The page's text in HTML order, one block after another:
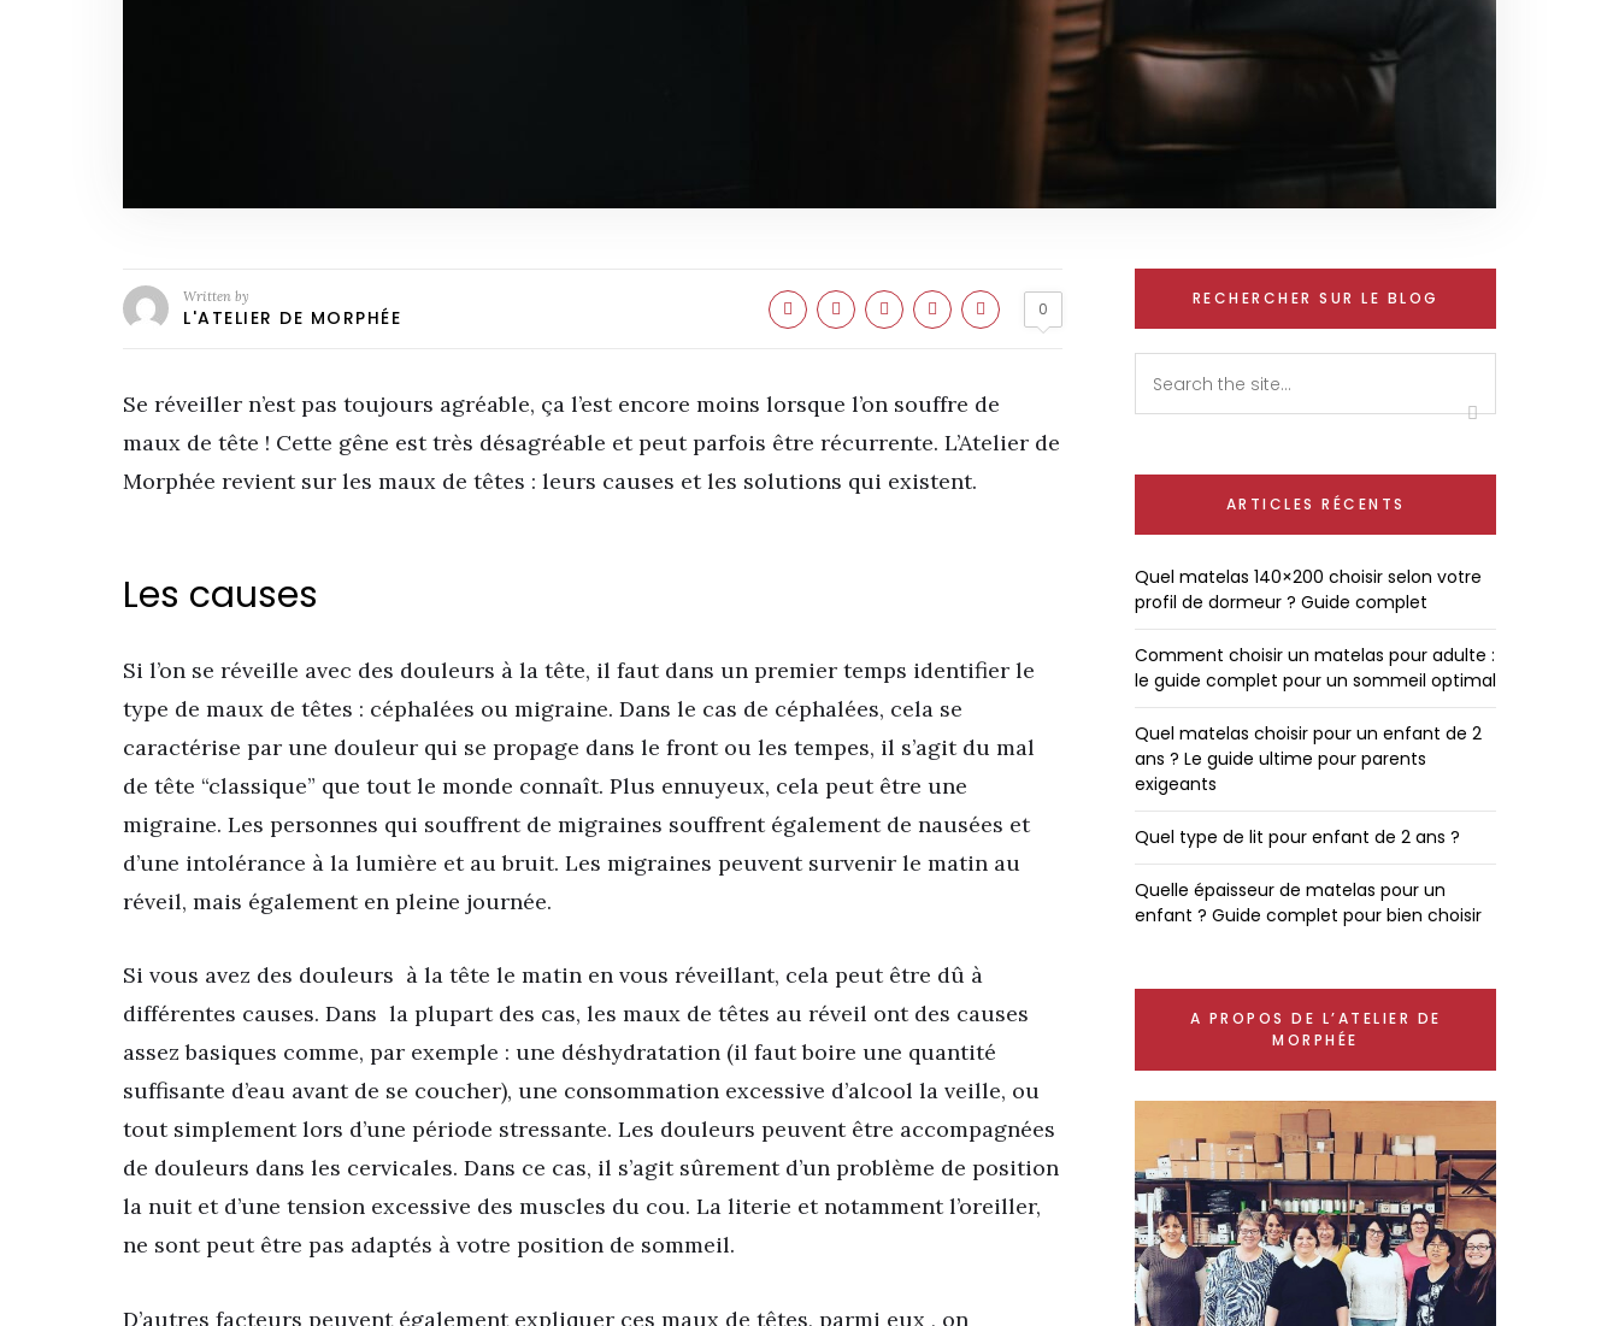
Written by
L'ATELIER DE MORPHÉE 0
Se réveiller n’est pas toujours agréable, ça l’est encore moins lorsque l’on souffre de
maux de tête ! Cette gêne est très désagréable et peut parfois être récurrente. L’Atelier de
Morphée revient sur les maux de têtes : leurs causes et les solutions qui existent.
Les causes
Si l’on se réveille avec des douleurs à la tête, il faut dans un premier temps identifier le
type de maux de têtes : céphalées ou migraine. Dans le cas de céphalées, cela se
caractérise par une douleur qui se propage dans le front ou les tempes, il s’agit du mal
de tête “classique” que tout le monde connaît. Plus ennuyeux, cela peut être une
migraine. Les personnes qui souffrent de migraines souffrent également de nausées et
d’une intolérance à la lumière et au bruit. Les migraines peuvent survenir le matin au
réveil, mais également en pleine journée.
Si vous avez des douleurs à la tête le matin en vous réveillant, cela peut être dû à
différentes causes. Dans la plupart des cas, les maux de têtes au réveil ont des causes
assez basiques comme, par exemple : une déshydratation (il faut boire une quantité
suffisante d’eau avant de se coucher), une consommation excessive d’alcool la veille, ou
tout simplement lors d’une période stressante. Les douleurs peuvent être accompagnées
de douleurs dans les cervicales. Dans ce cas, il s’agit sûrement d’un problème de position
la nuit et d’une tension excessive des muscles du cou. La literie et notamment l’oreiller,
ne sont peut être pas adaptés à votre position de sommeil.
D’autres facteurs peuvent également expliquer ces maux de têtes, parmi eux , on
RECHERCHER SUR LE BLOG
ARTICLES RÉCENTS
Quel matelas 140×200 choisir selon votre
profil de dormeur ? Guide complet
Comment choisir un matelas pour adulte :
le guide complet pour un sommeil optimal
Quel matelas choisir pour un enfant de 2
ans ? Le guide ultime pour parents
exigeants
Quel type de lit pour enfant de 2 ans ?
Quelle épaisseur de matelas pour un
enfant ? Guide complet pour bien choisir
A PROPOS DE L’ATELIER DE
MORPHÉE